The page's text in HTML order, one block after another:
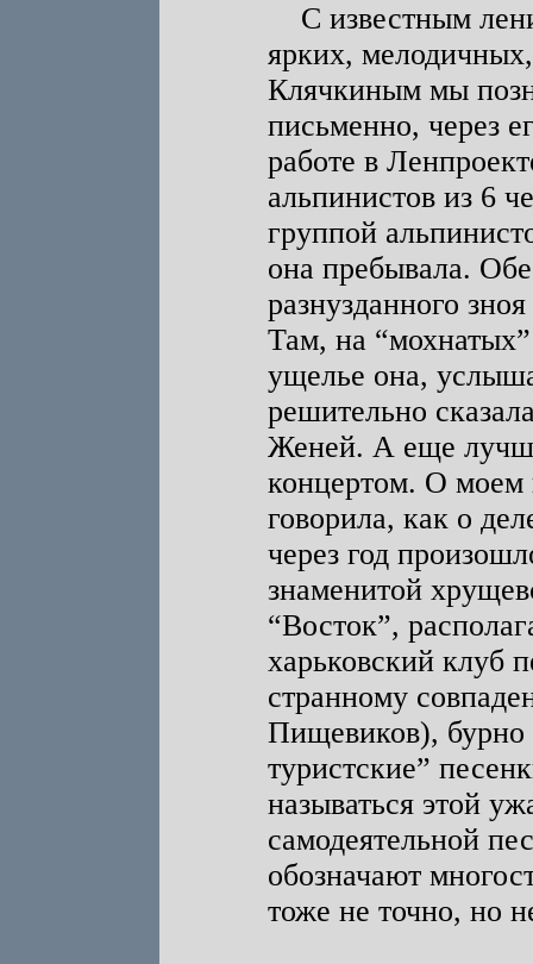
С известным
ярких,
Клячкиным мы
письменно, через
работе в
альпинистов из 6
группой
она пребывала.
разнузданного
Там, на
ущелье она,
решительно
Женей. А еще
концертом. О моем
говорила, как о
через год
знаменитой
“Восток”,
харьковский клуб
странному
Пищевиков), бурно
туристские”
называться этой
самодеятельной
обозначают
тоже не точно, но